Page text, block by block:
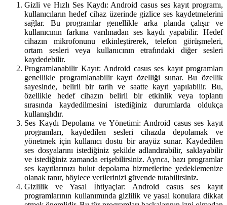
Gizli ve Hızlı Ses Kaydı: Android casus ses kayıt programı,
kullanıcıların hedef cihaz üzerinde gizlice ses kaydetmelerini
sağlar. Bu programlar genellikle arka planda çalışır ve
kullanıcının farkına varılmadan ses kaydı yapabilir. Hedef
cihazın mikrofonunu etkinleştirerek, telefon görüşmeleri,
ortam sesleri veya kullanıcının etrafındaki diğer sesleri
kaydedebilir.
Programlanabilir Kayıt: Android casus ses kayıt programları
genellikle programlanabilir kayıt özelliği sunar. Bu özellik
sayesinde, belirli bir tarih ve saatte kayıt yapılabilir. Bu,
özellikle hedef cihazın belirli bir etkinlik veya toplantı
sırasında kaydedilmesini istediğiniz durumlarda oldukça
kullanışlıdır.
Ses Kaydı Depolama ve Yönetimi: Android casus ses kayıt
programları, kaydedilen sesleri cihazda depolamak ve
yönetmek için kullanıcı dostu bir arayüz sunar. Kaydedilen
ses dosyalarını istediğiniz şekilde adlandırabilir, saklayabilir
ve istediğiniz zamanda erişebilirsiniz. Ayrıca, bazı programlar
ses kayıtlarınızı bulut depolama hizmetlerine yedeklemenize
olanak tanır, böylece verilerinizi güvende tutabilirsiniz.
Gizlilik ve Yasal İhtiyaçlar: Android casus ses kayıt
programlarının kullanımında gizlilik ve yasal konulara dikkat